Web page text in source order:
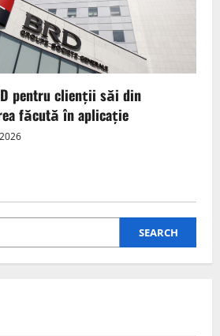
pentru clienții săi din
făcută în aplicație
SEARCH